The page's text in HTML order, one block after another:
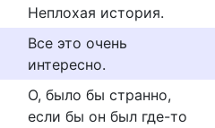
Неплохая история.
Все это очень
интересно.
О, было бы странно,
если бы он был где-то